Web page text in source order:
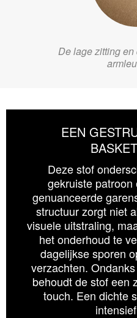
De lage zitting
EEN
Deze stof
gekruiste
genuanceerde
structuur zorgt niet
visuele uitstraling,
het onderhoud te
dagelijkse sporen
verzachten.
behoudt de stof een
touch. Een dichte